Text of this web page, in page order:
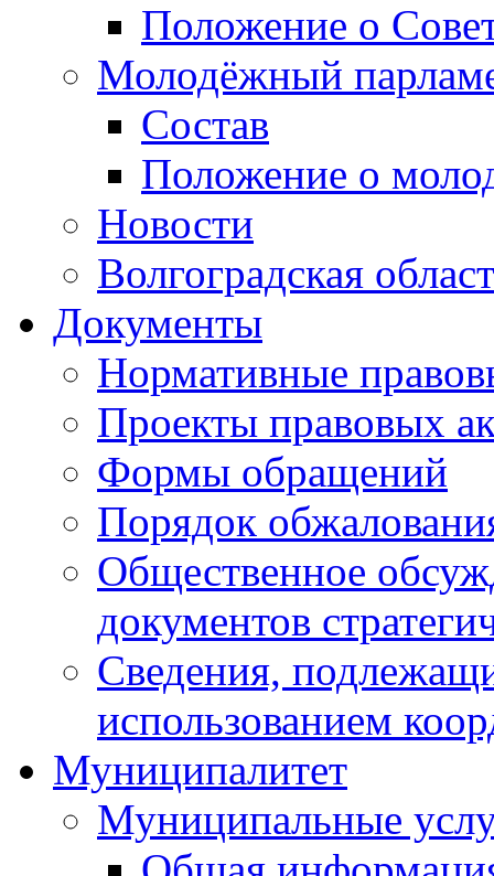
Положение о
Молодёжный
Состав
Положение о
Новости
Волгоградская
Документы
Нормативные
Проекты правовых
Формы обращений
Порядок
Общественное
документов
Сведения,
использованием
Муниципалитет
Муниципальные